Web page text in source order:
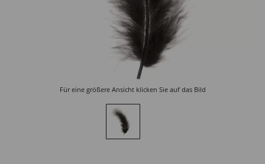
Für eine größere Ansicht klicken Sie auf das Bild